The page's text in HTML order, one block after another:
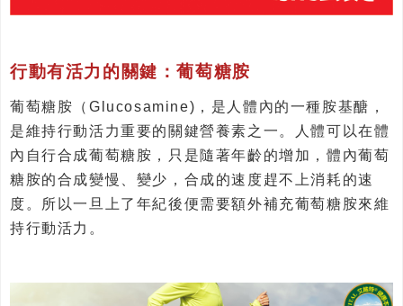
行動有活力的關鍵：葡萄糖胺
葡萄糖胺（Glucosamine)，是人體內的一種胺基醣，
是維持行動活力重要的關鍵營養素之一。人體可以在體
內自行合成葡萄糖胺，只是隨著年齡的增加，體內葡萄
糖胺的合成變慢、變少，合成的速度趕不上消耗的速
度。所以一旦上了年紀後便需要額外補充葡萄糖胺來維
持行動活力。